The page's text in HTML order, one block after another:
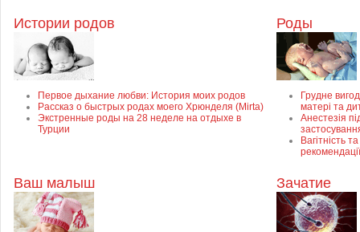
Истории родов
Первое дыхание любви: История моих родов
Рассказ о быстрых родах моего Хрюнделя (Mirta)
Экстренные роды на 28 неделе на отдыхе в
Турции
Роды
Грудне
матері та
Анестезія
Вагітність
рекомендації
Ваш малыш Зачатие